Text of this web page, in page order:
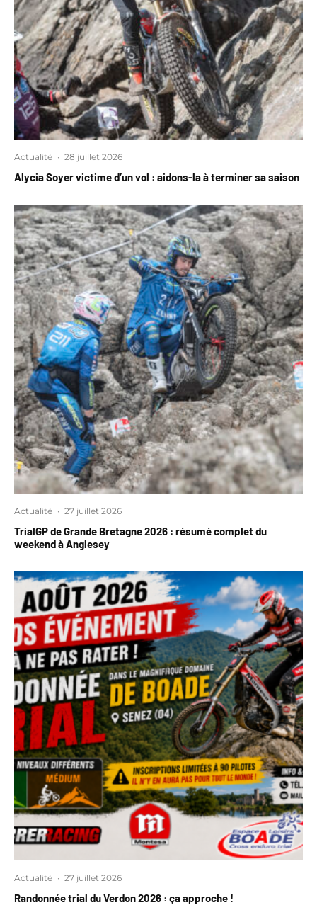
Actualité · 28 juillet 2026
Alycia Soyer victime d’un vol : aidons-la à terminer sa saison
Actualité · 27 juillet 2026
TrialGP de Grande Bretagne 2026 : résumé complet du
weekend à Anglesey
Actualité · 27 juillet 2026
Randonnée trial du Verdon 2026 : ça approche !